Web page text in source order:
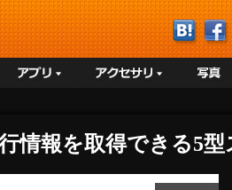
情報を取得できる5型